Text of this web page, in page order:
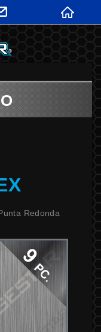
Redonda